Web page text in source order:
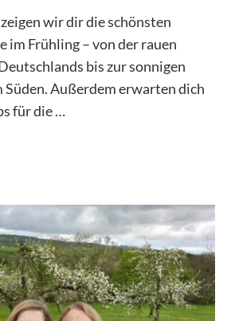
wir dir die schönsten
im Frühling – von der rauen
bis zur sonnigen
Außerdem erwarten dich
für die …